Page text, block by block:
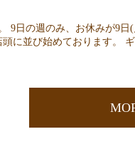
9日の週のみ、お休みが9
に並び始めております。